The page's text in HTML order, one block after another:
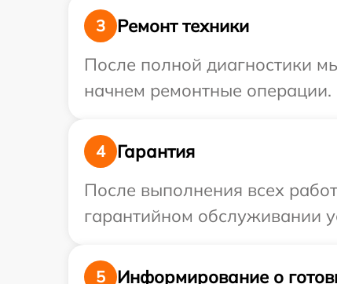
3
Ремонт техники
После полной диагностики
начнем ремонтные операции.
4
Гарантия
После выполнения всех
гарантийном обслуживании
5
Информирование о